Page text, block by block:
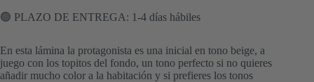
🟢 PLAZO DE ENTREGA: 1-4 días hábiles
En esta lámina la protagonista es una inicial en tono beige, a
juego con los topitos del fondo, un tono perfecto si no quieres
añadir mucho color a la habitación y si prefieres los tonos